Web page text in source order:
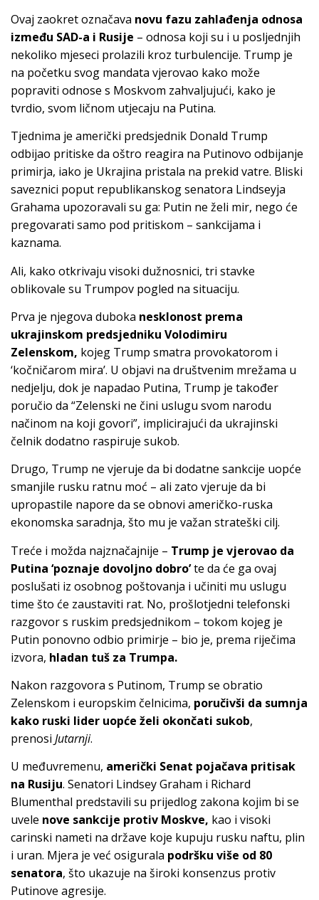
Ovaj zaokret označava novu fazu zahlađenja odnosa
između SAD-a i Rusije – odnosa koji su i u posljednjih
nekoliko mjeseci prolazili kroz turbulencije. Trump je
na početku svog mandata vjerovao kako može
popraviti odnose s Moskvom zahvaljujući, kako je
tvrdio, svom ličnom utjecaju na Putina.
Tjednima je američki predsjednik Donald Trump
odbijao pritiske da oštro reagira na Putinovo odbijanje
primirja, iako je Ukrajina pristala na prekid vatre. Bliski
saveznici poput republikanskog senatora Lindseyja
Grahama upozoravali su ga: Putin ne želi mir, nego će
pregovarati samo pod pritiskom – sankcijama i
kaznama.
Ali, kako otkrivaju visoki dužnosnici, tri stavke
oblikovale su Trumpov pogled na situaciju.
Prva je njegova duboka nesklonost prema
ukrajinskom predsjedniku Volodimiru
Zelenskom, kojeg Trump smatra provokatorom i
‘kočničarom mira’. U objavi na društvenim mrežama u
nedjelju, dok je napadao Putina, Trump je također
poručio da “Zelenski ne čini uslugu svom narodu
načinom na koji govori”, implicirajući da ukrajinski
čelnik dodatno raspiruje sukob.
Drugo, Trump ne vjeruje da bi dodatne sankcije uopće
smanjile rusku ratnu moć – ali zato vjeruje da bi
upropastile napore da se obnovi američko-ruska
ekonomska saradnja, što mu je važan strateški cilj.
Treće i možda najznačajnije – Trump je vjerovao da
Putina ‘poznaje dovoljno dobro’te da će ga ovaj
poslušati iz osobnog poštovanja i učiniti mu uslugu
time što će zaustaviti rat. No, prošlotjedni telefonski
razgovor s ruskim predsjednikom – tokom kojeg je
Putin ponovno odbio primirje – bio je, prema riječima
izvora, hladan tuš za Trumpa.
Nakon razgovora s Putinom, Trump se obratio
Zelenskom i europskim čelnicima, poručivši da sumnja
kako ruski lider uopće želi okončati sukob,
prenosi Jutarnji.
U međuvremenu, američki Senat pojačava pritisak
na Rusiju. Senatori Lindsey Graham i Richard
Blumenthal predstavili su prijedlog zakona kojim bi se
uvele nove sankcije protiv Moskve, kao i visoki
carinski nameti na države koje kupuju rusku naftu, plin
i uran. Mjera je već osigurala podršku više od 80
senatora, što ukazuje na široki konsenzus protiv
Putinove agresije.